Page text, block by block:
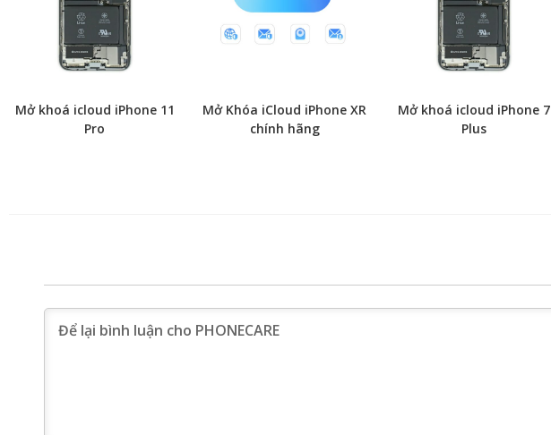
Mở khoá icloud iPhone 11
Pro
Mở Khóa iCloud iPhone XR
chính hãng
Mở khoá icloud iPhone 7
Plus